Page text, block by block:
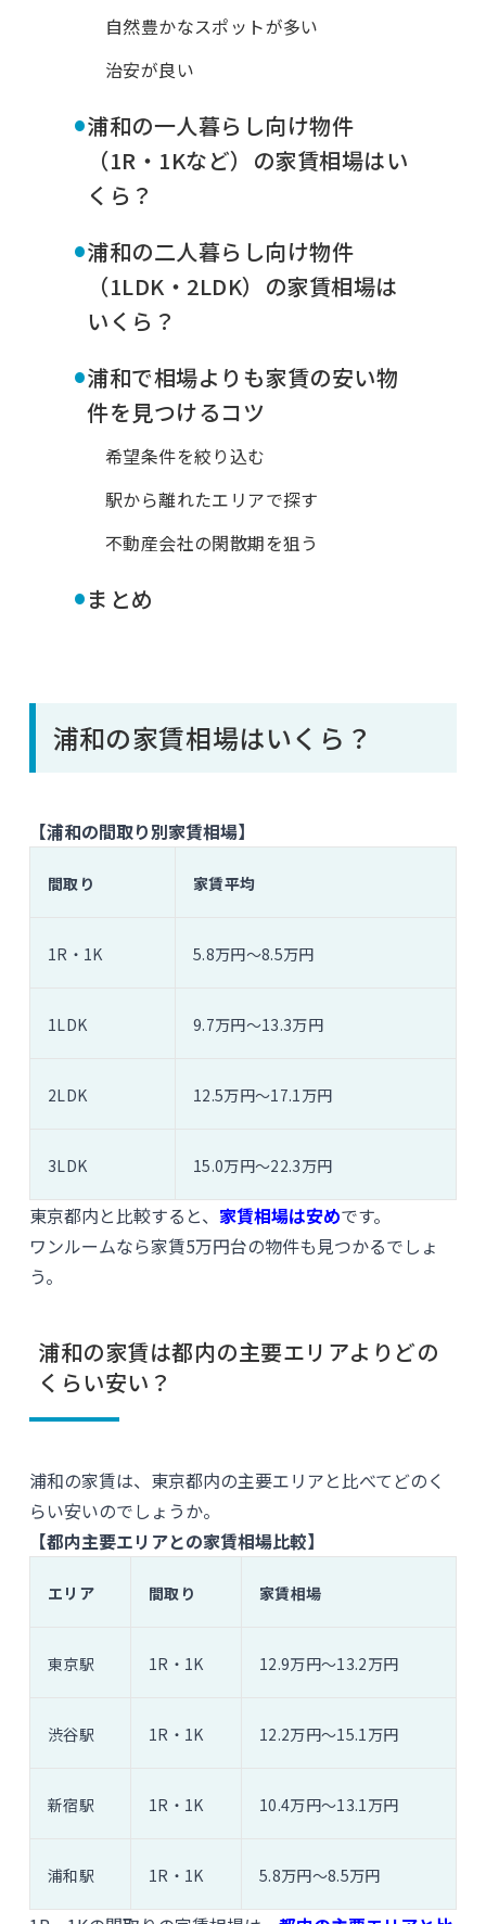
自然豊かなスポットが多い
治安が良い
•浦和の一人暮らし向け物件
（1R・1Kなど）の家賃相場はい
くら？
•浦和の二人暮らし向け物件
（1LDK・2LDK）の家賃相場は
いくら？
•浦和で相場よりも家賃の安い物
件を見つけるコツ
希望条件を絞り込む
駅から離れたエリアで探す
不動産会社の閑散期を狙う
•まとめ
浦和の家賃相場はいくら？
【浦和の間取り別家賃相場】
間取り 家賃平均
1R・1K 5.8万円〜8.5万円
1LDK 9.7万円〜13.3万円
2LDK 12.5万円〜17.1万円
3LDK 15.0万円〜22.3万円
東京都内と比較すると、 家賃相場は安めです。
ワンルームなら家賃5万円台の物件も見つかるでしょ
う。
浦和の家賃は都内の主要エリアよりどの
くらい安い？
浦和の家賃は、東京都内の主要エリアと比べてどのく
らい安いのでしょうか。
【都内主要エリアとの家賃相場比較】
エリア 間取り 家賃相場
東京駅 1R・1K 12.9万円〜13.2万円
渋谷駅 1R・1K 12.2万円〜15.1万円
新宿駅 1R・1K 10.4万円〜13.1万円
浦和駅 1R・1K 5.8万円〜8.5万円